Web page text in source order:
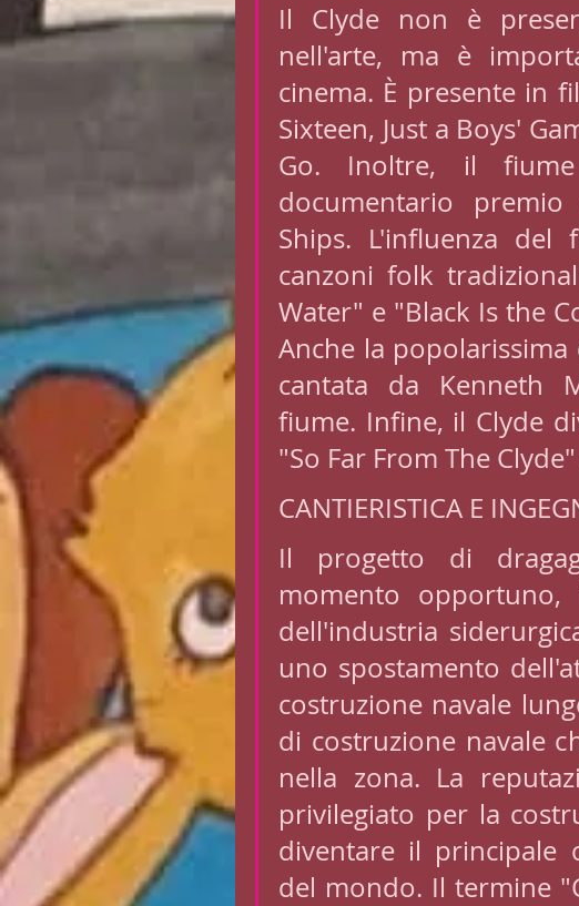
Il Clyde non è
nell'arte, ma è
cinema. È presente in
Sixteen, Just a Boys'
Go. Inoltre, il
documentario
Ships. L'influenza del
canzoni folk
Water" e "Black Is the
Anche la
cantata da Kenneth
fiume. Infine, il Clyde
"So Far From The
CANTIERISTICA E
Il progetto di
momento opportuno,
dell'industria
uno spostamento
costruzione navale
di costruzione navale
nella zona. La
privilegiato per la
diventare il principale
del mondo. Il termine